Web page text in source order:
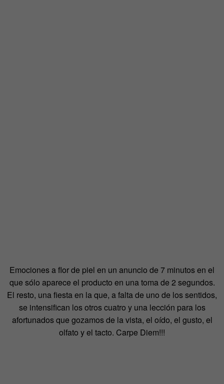
Emociones a flor de piel en un anuncio de 7 minutos en el
que sólo aparece el producto en una toma de 2 segundos.
El resto, una fiesta en la que, a falta de uno de los sentidos,
se intensifican los otros cuatro y una lección para los
afortunados que gozamos de la vista, el oído, el gusto, el
olfato y el tacto. Carpe Diem!!!